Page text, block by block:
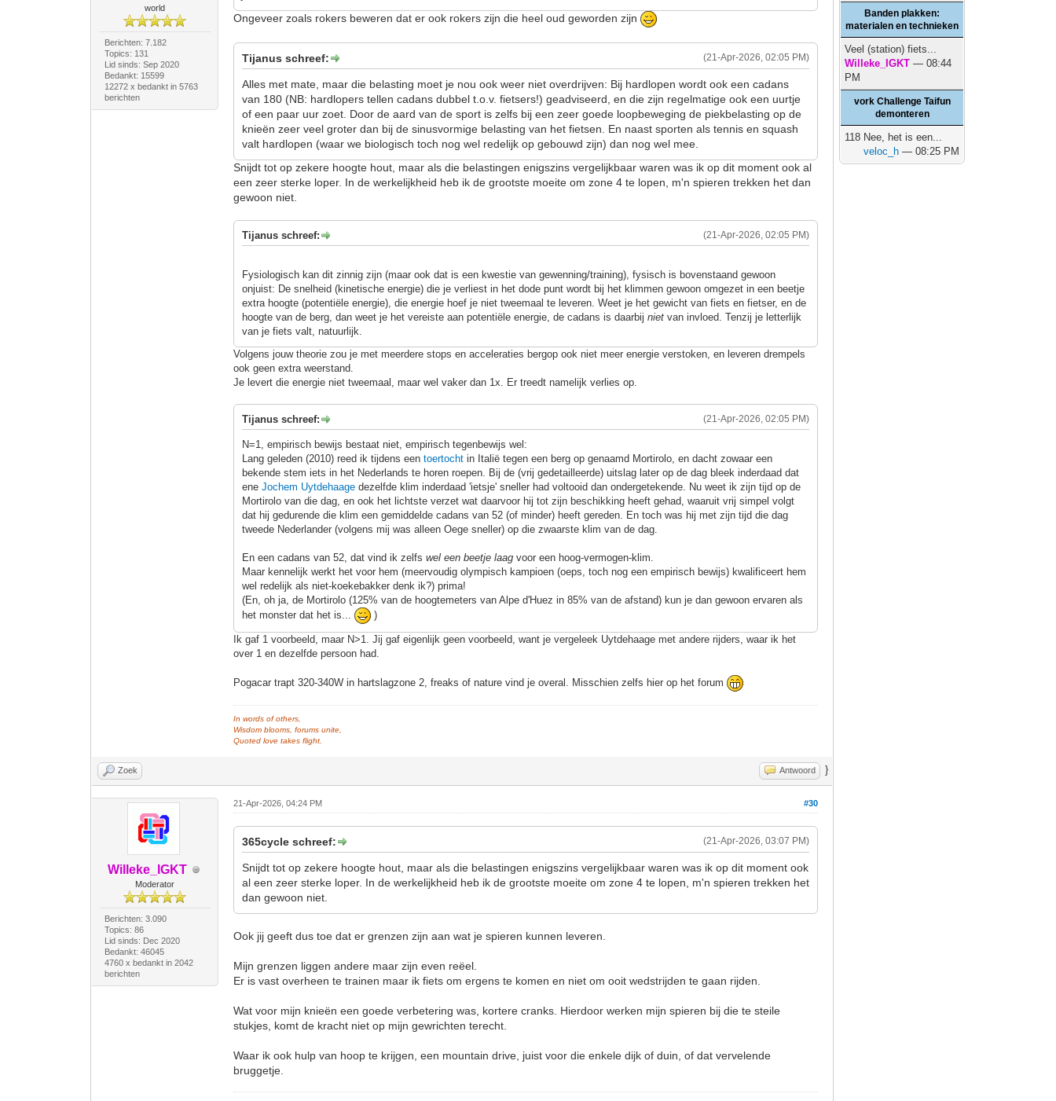
world
Berichten: 7.182
Topics: 131
Lid sinds: Sep 2020
Bedankt: 15599
12272 x bedankt in 5763
berichten
Ongeveer zoals rokers beweren dat er ook rokers zijn die heel oud geworden zijn
(21-Apr-2026, 02:05 PM)
Tijanus schreef:
Alles met mate, maar die belasting moet je nou ook weer niet overdrijven: Bij hardlopen wordt ook een cadans
van 180 (NB: hardlopers tellen cadans dubbel t.o.v. fietsers!) geadviseerd, en die zijn regelmatige ook een uurtje
of een paar uur zoet. Door de aard van de sport is zelfs bij een zeer goede loopbeweging de piekbelasting op de
knieën zeer veel groter dan bij de sinusvormige belasting van het fietsen. En naast sporten als tennis en squash
valt hardlopen (waar we biologisch toch nog wel redelijk op gebouwd zijn) dan nog wel mee.
Snijdt tot op zekere hoogte hout, maar als die belastingen enigszins vergelijkbaar waren was ik op dit moment ook al
een zeer sterke loper. In de werkelijkheid heb ik de grootste moeite om zone 4 te lopen, m'n spieren trekken het dan
gewoon niet.
(21-Apr-2026, 02:05 PM)
Tijanus schreef:
Fysiologisch kan dit zinnig zijn (maar ook dat is een kwestie van gewenning/training), fysisch is bovenstaand gewoon
onjuist: De snelheid (kinetische energie) die je verliest in het dode punt wordt bij het klimmen gewoon omgezet in een beetje
extra hoogte (potentiële energie), die energie hoef je niet tweemaal te leveren. Weet je het gewicht van fiets en fietser, en de
hoogte van de berg, dan weet je het vereiste aan potentiële energie, de cadans is daarbijniet van invloed. Tenzij je letterlijk
van je fiets valt, natuurlijk.
Volgens jouw theorie zou je met meerdere stops en acceleraties bergop ook niet meer energie verstoken, en leveren drempels
ook geen extra weerstand.
Je levert die energie niet tweemaal, maar wel vaker dan 1x. Er treedt namelijk verlies op.
(21-Apr-2026, 02:05 PM)
Tijanus schreef:
N=1, empirisch bewijs bestaat niet, empirisch tegenbewijs wel:
Lang geleden (2010) reed ik tijdens eentoertocht in Italië tegen een berg op genaamd Mortirolo, en dacht zowaar een
bekende stem iets in het Nederlands te horen roepen. Bij de (vrij gedetailleerde) uitslag later op de dag bleek inderdaad dat
eneJochem Uytdehaage dezelfde klim inderdaad 'ietsje' sneller had voltooid dan ondergetekende. Nu weet ik zijn tijd op de
Mortirolo van die dag, en ook het lichtste verzet wat daarvoor hij tot zijn beschikking heeft gehad, waaruit vrij simpel volgt
dat hij gedurende die klim een gemiddelde cadans van 52 (of minder) heeft gereden. En toch was hij met zijn tijd die dag
tweede Nederlander (volgens mij was alleen Oege sneller) op die zwaarste klim van de dag.
En een cadans van 52, dat vind ik zelfswel een beetje laag voor een hoog-vermogen-klim.
Maar kennelijk werkt het voor hem (meervoudig olympisch kampioen (oeps, toch nog een empirisch bewijs) kwalificeert hem
wel redelijk als niet-koekebakker denk ik?) prima!
(En, oh ja, de Mortirolo (125% van de hoogtemeters van Alpe d'Huez in 85% van de afstand) kun je dan gewoon ervaren als
het monster dat het is...
)
Ik gaf 1 voorbeeld, maar N>1. Jij gaf eigenlijk geen voorbeeld, want je vergeleek Uytdehaage met andere rijders, waar ik het
over 1 en dezelfde persoon had.
Pogacar trapt 320-340W in hartslagzone 2, freaks of nature vind je overal. Misschien zelfs hier op het forum
In words of others,
Wisdom blooms, forums unite,
Quoted love takes flight.
Zoek Antwoord }
Willeke_IGKT
Moderator
Berichten: 3.090
Topics: 86
Lid sinds: Dec 2020
Bedankt: 46045
4760 x bedankt in 2042
berichten
#30
21-Apr-2026, 04:24 PM
(21-Apr-2026, 03:07 PM)
365cycle schreef:
Snijdt tot op zekere hoogte hout, maar als die belastingen enigszins vergelijkbaar waren was ik op dit moment ook
al een zeer sterke loper. In de werkelijkheid heb ik de grootste moeite om zone 4 te lopen, m'n spieren trekken het
dan gewoon niet.
Ook jij geeft dus toe dat er grenzen zijn aan wat je spieren kunnen leveren.
Mijn grenzen liggen andere maar zijn even reëel.
Er is vast overheen te trainen maar ik fiets om ergens te komen en niet om ooit wedstrijden te gaan rijden.
Wat voor mijn knieën een goede verbetering was, kortere cranks. Hierdoor werken mijn spieren bij die te steile
stukjes, komt de kracht niet op mijn gewrichten terecht.
Waar ik ook hulp van hoop te krijgen, een mountain drive, juist voor die enkele dijk of duin, of dat vervelende
bruggetje.
Banden plakken:
materialen en technieken
Veel (station) fiets...
Willeke_IGKT — 08:44
PM
vork Challenge Taifun
demonteren
118 Nee, het is een...
veloc_h — 08:25 PM